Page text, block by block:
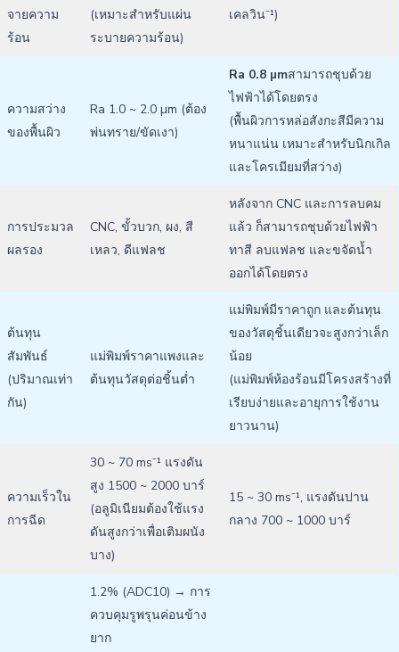
จายความ
ร้อน
(เหมาะสำหรับแผ่น
ระบายความร้อน)
เคลวิน⁻¹)
ความสว่าง
ของพื้นผิว
Ra 1.0 ~ 2.0 µm (ต้อง
พ่นทราย/ขัดเงา)
Ra 0.8 µmสามารถชุบด้วย
ไฟฟ้าได้โดยตรง
(พื้นผิวการหล่อสังกะสีมีความ
หนาแน่น เหมาะสำหรับนิกเกิล
และโครเมียมที่สว่าง)
การประมวล
ผลรอง
CNC, ขั้วบวก, ผง, สี
เหลว, ดีแฟลช
หลังจาก CNC และการลบคม
แล้ว ก็สามารถชุบด้วยไฟฟ้า
ทาสี ลบแฟลช และขจัดน้ำ
ออกได้โดยตรง
ต้นทุน
สัมพันธ์
(ปริมาณเท่า
กัน)
แม่พิมพ์ราคาแพงและ
ต้นทุนวัสดุต่อชิ้นต่ำ
แม่พิมพ์มีราคาถูก และต้นทุน
ของวัสดุชิ้นเดียวจะสูงกว่าเล็ก
น้อย
(แม่พิมพ์ห้องร้อนมีโครงสร้างที่
เรียบง่ายและอายุการใช้งาน
ยาวนาน)
ความเร็วใน
การฉีด
30 ~ 70 ms⁻¹ แรงดัน
สูง 1500 ~ 2000 บาร์
(อลูมิเนียมต้องใช้แรง
ดันสูงกว่าเพื่อเติมผนัง
บาง)
15 ~ 30 ms⁻¹, แรงดันปาน
กลาง 700 ~ 1000 บาร์
1.2% (ADC10) → การ
ควบคุมรูพรุนค่อนข้าง
ยาก